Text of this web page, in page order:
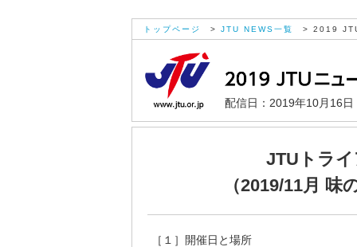
トップページ > JTU NEWS一覧 > 2019
配信日：2019年10月16日
JTUトラ
（2019/11月 味
［１］開催日と場所